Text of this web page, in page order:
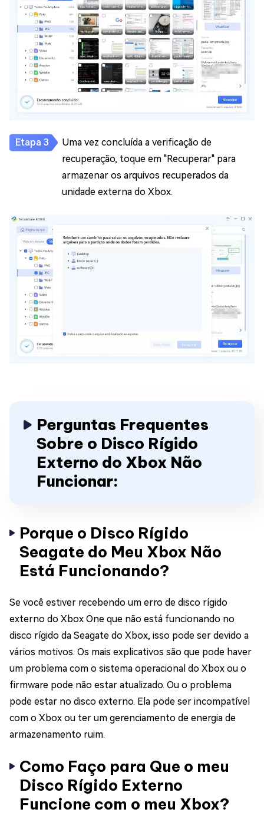
Uma vez concluída a verificação de
recuperação, toque em "Recuperar" para
armazenar os arquivos recuperados da
unidade externa do Xbox.
Perguntas Frequentes
Sobre o Disco Rígido
Externo do Xbox Não
Funcionar:
Porque o Disco Rígido
Seagate do Meu Xbox Não
Está Funcionando?
Se você estiver recebendo um erro de disco rígido
externo do Xbox One que não está funcionando no
disco rígido da Seagate do Xbox, isso pode ser devido a
vários motivos. Os mais explicativos são que pode haver
um problema com o sistema operacional do Xbox ou o
firmware pode não estar atualizado. Ou o problema
pode estar no disco externo. Ela pode ser incompatível
com o Xbox ou ter um gerenciamento de energia de
armazenamento ruim.
Como Faço para Que o meu
Disco Rígido Externo
Funcione com o meu Xbox?